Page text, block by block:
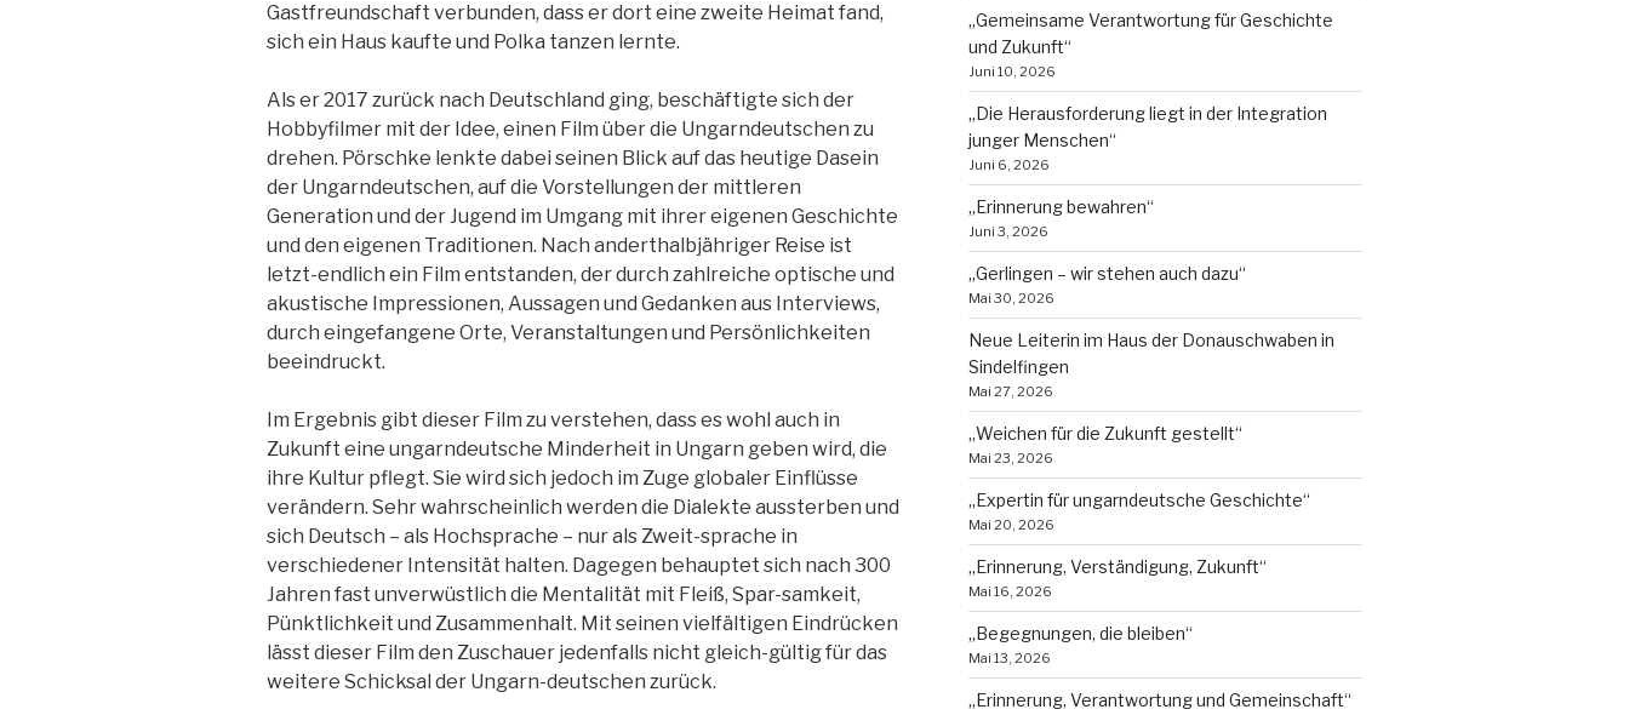
Gastfreundschaft verbunden, dass er dort eine zweite Heimat fand,
sich ein Haus kaufte und Polka tanzen lernte.
Als er 2017 zurück nach Deutschland ging, beschäftigte sich der
Hobbyfilmer mit der Idee, einen Film über die Ungarndeutschen zu
drehen. Pörschke lenkte dabei seinen Blick auf das heutige Dasein
der Ungarndeutschen, auf die Vorstellungen der mittleren
Generation und der Jugend im Umgang mit ihrer eigenen Geschichte
und den eigenen Traditionen. Nach anderthalbjähriger Reise ist
letzt-endlich ein Film entstanden, der durch zahlreiche optische und
akustische Impressionen, Aussagen und Gedanken aus Interviews,
durch eingefangene Orte, Veranstaltungen und Persönlichkeiten
beeindruckt.
Im Ergebnis gibt dieser Film zu verstehen, dass es wohl auch in
Zukunft eine ungarndeutsche Minderheit in Ungarn geben wird, die
ihre Kultur pflegt. Sie wird sich jedoch im Zuge globaler Einflüsse
verändern. Sehr wahrscheinlich werden die Dialekte aussterben und
sich Deutsch – als Hochsprache – nur als Zweit-sprache in
verschiedener Intensität halten. Dagegen behauptet sich nach 300
Jahren fast unverwüstlich die Mentalität mit Fleiß, Spar-samkeit,
Pünktlichkeit und Zusammenhalt. Mit seinen vielfältigen Eindrücken
lässt dieser Film den Zuschauer jedenfalls nicht gleich-gültig für das
weitere Schicksal der Ungarn-deutschen zurück.
„Gemeinsame Verantwortung für Geschichte
und Zukunft“
Juni 10, 2026
„Die Herausforderung liegt in der Integration
junger Menschen“
Juni 6, 2026
„Erinnerung bewahren“
Juni 3, 2026
„Gerlingen – wir stehen auch dazu“
Mai 30, 2026
Neue Leiterin im Haus der Donauschwaben in
Sindelfingen
Mai 27, 2026
„Weichen für die Zukunft gestellt“
Mai 23, 2026
„Expertin für ungarndeutsche Geschichte“
Mai 20, 2026
„Erinnerung, Verständigung, Zukunft“
Mai 16, 2026
„Begegnungen, die bleiben“
Mai 13, 2026
„Erinnerung, Verantwortung und Gemeinschaft“